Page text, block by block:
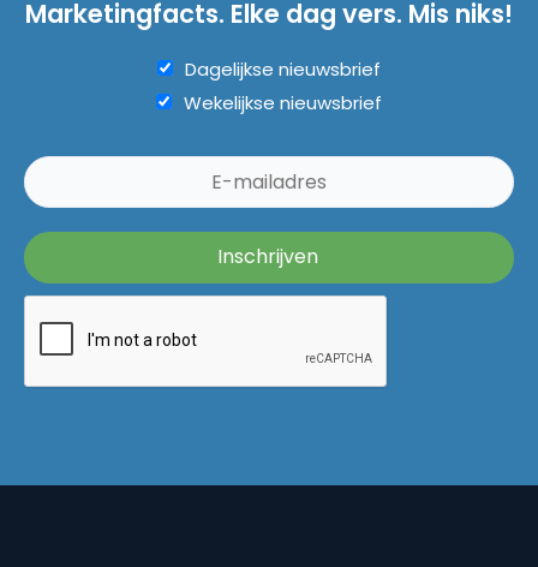
Marketingfacts. Elke dag vers. Mis niks!
Dagelijkse nieuwsbrief
Wekelijkse nieuwsbrief